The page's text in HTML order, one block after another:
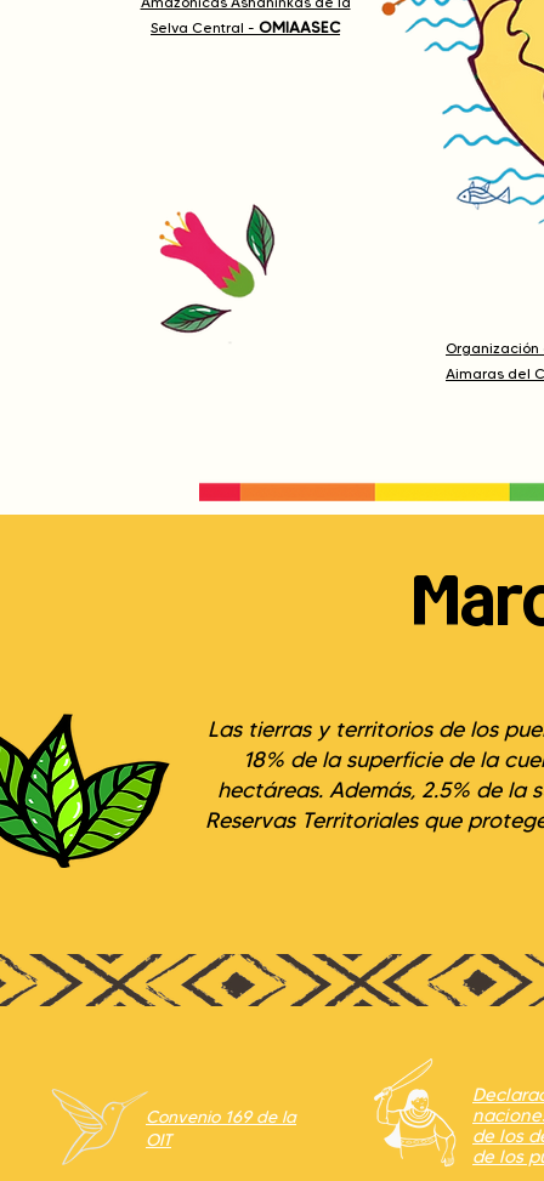
Selva Central - OMIAASEC
Organización
Aimaras del
Las tierras y territorios de los
18% de la superficie de la
hectáreas. Además, 2.5% de la
Reservas Territoriales que
Convenio 169 de la
OIT
de los
de los